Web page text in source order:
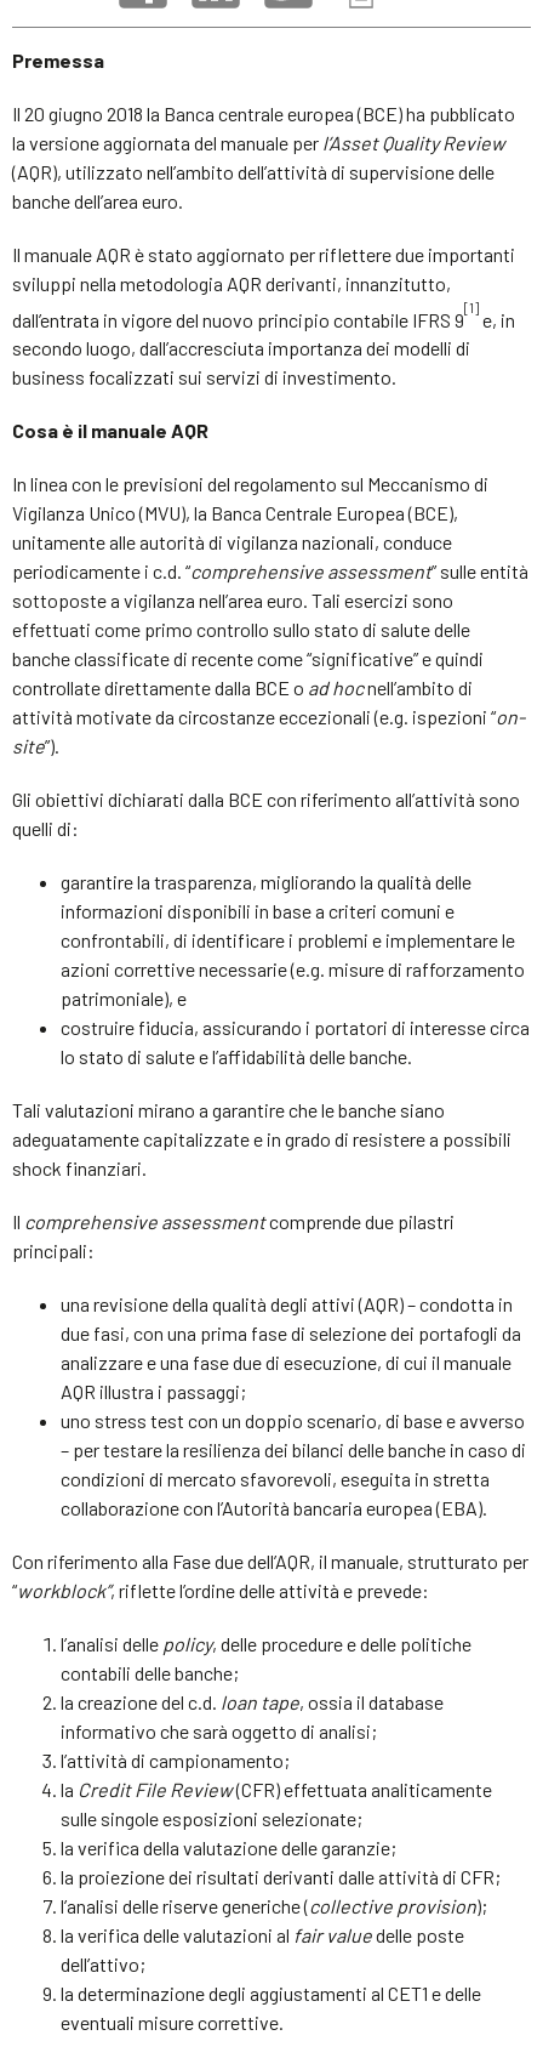
Premessa
Il 20 giugno 2018 la Banca centrale europea (BCE) ha pubblicato
la versione aggiornata del manuale per l’Asset Quality Review
(AQR), utilizzato nell’ambito dell’attività di supervisione delle
banche dell’area euro.
Il manuale AQR è stato aggiornato per riflettere due importanti
sviluppi nella metodologia AQR derivanti, innanzitutto,
dall’entrata in vigore del nuovo principio contabile IFRS 9
[1]
e, in
secondo luogo, dall’accresciuta importanza dei modelli di
business focalizzati sui servizi di investimento.
Cosa è il manuale AQR
In linea con le previsioni del regolamento sul Meccanismo di
Vigilanza Unico (MVU), la Banca Centrale Europea (BCE),
unitamente alle autorità di vigilanza nazionali, conduce
periodicamente i c.d. “comprehensive assessment” sulle entità
sottoposte a vigilanza nell’area euro. Tali esercizi sono
effettuati come primo controllo sullo stato di salute delle
banche classificate di recente come “significative” e quindi
controllate direttamente dalla BCE o ad hocnell’ambito di
attività motivate da circostanze eccezionali (e.g. ispezioni “on-
site”).
Gli obiettivi dichiarati dalla BCE con riferimento all’attività sono
quelli di:
garantire la trasparenza, migliorando la qualità delle
informazioni disponibili in base a criteri comuni e
confrontabili, di identificare i problemi e implementare le
azioni correttive necessarie (e.g. misure di rafforzamento
patrimoniale), e
costruire fiducia, assicurando i portatori di interesse circa
lo stato di salute e l’affidabilità delle banche.
Tali valutazioni mirano a garantire che le banche siano
adeguatamente capitalizzate e in grado di resistere a possibili
shock finanziari.
Il comprehensive assessmentcomprende due pilastri
principali:
una revisione della qualità degli attivi (AQR) – condotta in
due fasi, con una prima fase di selezione dei portafogli da
analizzare e una fase due di esecuzione, di cui il manuale
AQR illustra i passaggi;
uno stress test con un doppio scenario, di base e avverso
– per testare la resilienza dei bilanci delle banche in caso di
condizioni di mercato sfavorevoli, eseguita in stretta
collaborazione con l’Autorità bancaria europea (EBA).
Con riferimento alla Fase due dell’AQR, il manuale, strutturato per
“workblock”, riflette l’ordine delle attività e prevede:
l’analisi delle policy, delle procedure e delle politiche
contabili delle banche;
la creazione del c.d. loan tape, ossia il database
informativo che sarà oggetto di analisi;
l’attività di campionamento;
la Credit File Review(CFR) effettuata analiticamente
sulle singole esposizioni selezionate;
la verifica della valutazione delle garanzie;
la proiezione dei risultati derivanti dalle attività di CFR;
l’analisi delle riserve generiche (collective provision);
la verifica delle valutazioni al fair valuedelle poste
dell’attivo;
la determinazione degli aggiustamenti al CET1 e delle
eventuali misure correttive.